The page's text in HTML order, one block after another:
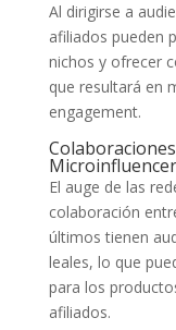
Al dirigirse a
afiliados pueden
nichos y ofrecer
que resultará en
engagement.
El auge de las
colaboración
últimos tienen
leales, lo que
para los
afiliados.